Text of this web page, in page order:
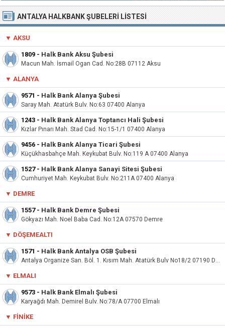
ANTALYA HALKBANK ŞUBELERI LISTESI
▼ AKSU
1809 - Halk Bank Aksu Şubesi
Macun Mah. İsmail Ogan Cad. No:28B 07112 Aksu
▼ ALANYA
9571 - Halk Bank Alanya Şubesi
Saray Mah. Atatürk Bulv. No:63 07400 Alanya
1243 - Halk Bank Alanya Toptancı Hali Şubesi
Kızlar Pınarı Mah. Stad Cad. No:15-1/1 07400 Alanya
9456 - Halk Bank Alanya Ticari Şubesi
Küçükhasbahçe Mah. Keykubat Bulv. No:119 A 07400 Alanya
1527- Halk Bank Alanya Sanayi Sitesi Şubesi
Cumhuriyet Mah. Keykubat Bulv. No:211A 07400 Alanya
▼ DEMRE
1557- Halk Bank Demre Şubesi
Gökyazı Mah. Noel Baba Cad. No:12A 07570 Demre
▼ DÖŞEMEALTI
1571 - Halk Bank Antalya OSB Şubesi
Antalya Organize San. Böl. 1. Kısım Mah. Atatürk Bulv No18/2 07190 Döşemealtı
▼ ELMALI
9573 - Halk Bank Elmalı Şubesi
Karyağdı Mah. Demirel Bulv. No:78/A 07700 Elmalı
▼ FINIKE